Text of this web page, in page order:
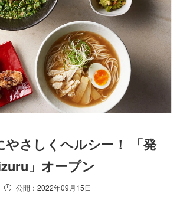
やさしくヘルシー！ 「発
」オープン
公開：2022年09月15日